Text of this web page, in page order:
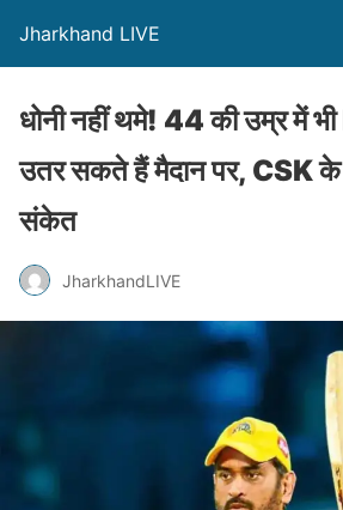
Jharkhand LIVE
धोनी नहीं थमे! 44 की उम्र में
उतर सकते हैं मैदान पर, CSK के
संकेत
JharkhandLIVE